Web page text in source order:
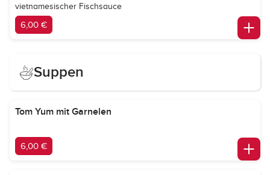
vietnamesischer Fischsauce
6,00 €
Suppen
Tom Yum mit Garnelen
6,00 €